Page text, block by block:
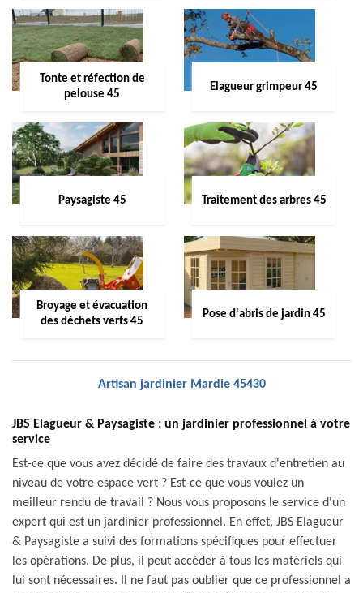
Tonte et réfection de
pelouse 45
Elagueur grimpeur 45
Paysagiste 45 Traitement des arbres 45
Broyage et évacuation
des déchets verts 45
Pose d'abris de jardin 45
Artisan jardinier Mardie 45430
JBS Elagueur & Paysagiste : un jardinier professionnel à votre
service
Est-ce que vous avez décidé de faire des travaux d'entretien au
niveau de votre espace vert ? Est-ce que vous voulez un
meilleur rendu de travail ? Nous vous proposons le service d'un
expert qui est un jardinier professionnel. En effet, JBS Elagueur
& Paysagiste a suivi des formations spécifiques pour effectuer
les opérations. De plus, il peut accéder à tous les matériels qui
lui sont nécessaires. Il ne faut pas oublier que ce professionnel a